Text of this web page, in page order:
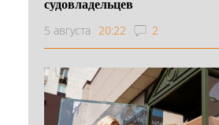
судовладельцев
5 августа 20:22 2